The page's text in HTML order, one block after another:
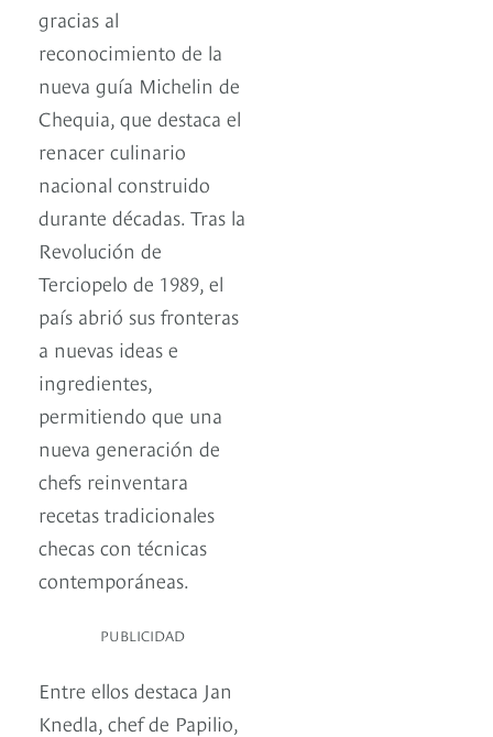
gracias al
reconocimiento de la
nueva guía Michelin de
Chequia, que destaca el
renacer culinario
nacional construido
durante décadas. Tras la
Revolución de
Terciopelo de 1989, el
país abrió sus fronteras
a nuevas ideas e
ingredientes,
permitiendo que una
nueva generación de
chefs reinventara
recetas tradicionales
checas con técnicas
contemporáneas.
PUBLICIDAD
Entre ellos destaca Jan
Knedla, chef de Papilio,